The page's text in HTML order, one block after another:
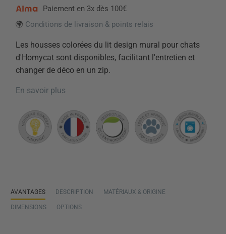
Paiement en 3x dès 100€
🌍 Conditions de livraison & points relais
Les housses colorées du lit design mural pour chats
d'Homycat sont disponibles, facilitant l'entretien et
changer de déco en un zip.
En savoir plus
AVANTAGES DESCRIPTION MATÉRIAUX & ORIGINE
DIMENSIONS OPTIONS